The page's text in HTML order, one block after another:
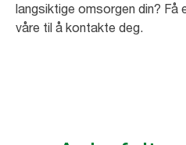
langsiktige omsorgen din? Få
våre til å kontakte deg.